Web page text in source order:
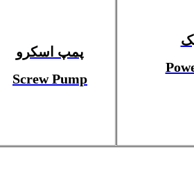
پمپ اسکرو
Screw Pump